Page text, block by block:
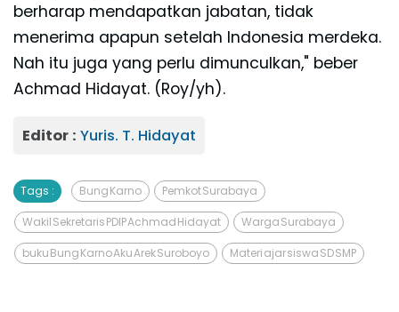
berharap mendapatkan jabatan, tidak
menerima apapun setelah Indonesia merdeka.
Nah itu juga yang perlu dimunculkan," beber
Achmad Hidayat. (Roy/yh).
Editor : Yuris. T. Hidayat
Tags : Bung Karno Pemkot Surabaya
Wakil Sekretaris PDIP Achmad Hidayat Warga Surabaya
buku Bung Karno Aku Arek Suroboyo Materi ajar siswa SD SMP